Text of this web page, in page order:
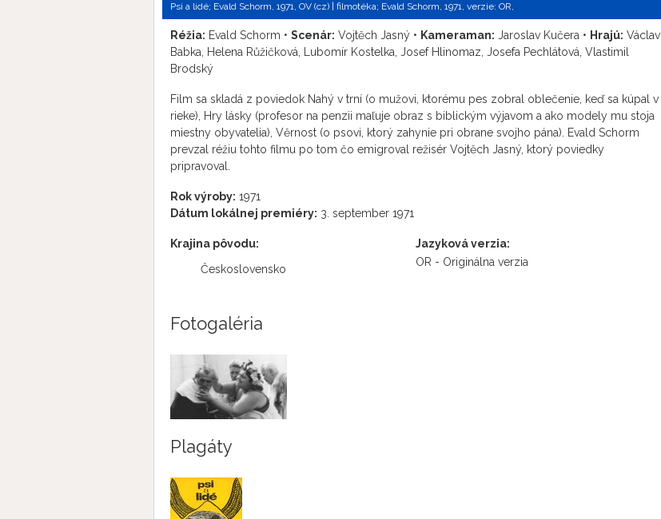
Psi a lidé; Evald Schorm, 1971, OV (cz) | filmotéka; Evald Schorm, 1971, verzie: OR,
Réžia: Evald Schorm • Scenár: Vojtěch Jasný • Kameraman: Jaroslav Kučera • Hrajú: Václav
Babka, Helena Růžičková, Lubomír Kostelka, Josef Hlinomaz, Josefa Pechlátová, Vlastimil
Brodský
Film sa skladá z poviedok Nahý v trní (o mužovi, ktorému pes zobral oblečenie, keď sa kúpal v
rieke), Hry lásky (profesor na penzii maľuje obraz s biblickým výjavom a ako modely mu stoja
miestny obyvatelia), Věrnost (o psovi, ktorý zahynie pri obrane svojho pána). Evald Schorm
prevzal réžiu tohto filmu po tom čo emigroval režisér Vojtěch Jasný, ktorý poviedky
pripravoval.
Rok výroby: 1971
Dátum lokálnej premiéry: 3. september 1971
Krajina pôvodu:
Československo
Jazyková verzia:
OR - Originálna verzia
Fotogaléria
Plagáty